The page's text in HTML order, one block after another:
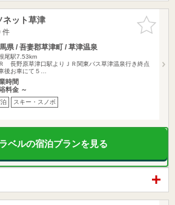
お気に入
りに追加
ット草津
件
県 / 吾妻郡草津町 / 草津温泉
尾駅7.53km
Ｒ 長野原草津口駅よりＪＲ関東バス草津温泉行き終点
後お車にて５…
時間
料金 ～
スキー・スノボ
ベルの宿泊プランを見る